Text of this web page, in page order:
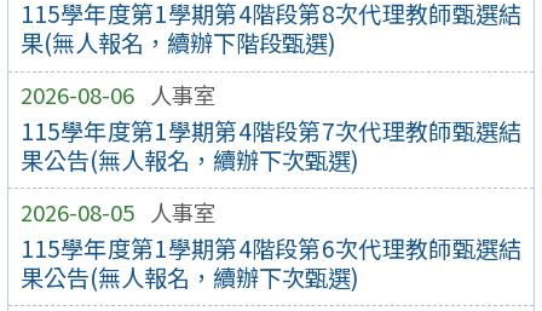
115學年度第1學期第4階段第8次代理教師甄選結
果(無人報名，續辦下階段甄選)
2026-08-06 人事室
115學年度第1學期第4階段第7次代理教師甄選結
果公告(無人報名，續辦下次甄選)
2026-08-05 人事室
115學年度第1學期第4階段第6次代理教師甄選結
果公告(無人報名，續辦下次甄選)